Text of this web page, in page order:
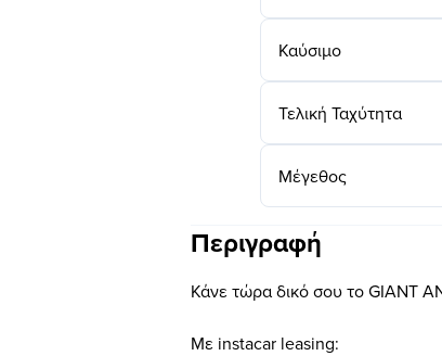
Καύσιμο
Τελική Ταχύτητα
Μέγεθος
Περιγραφή
Κάνε τώρα δικό σου το GIANT
Με instacar leasing: